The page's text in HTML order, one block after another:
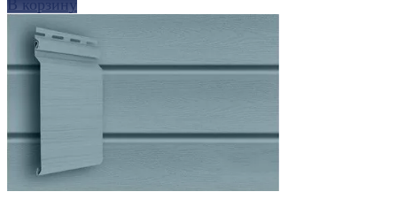
В корзину